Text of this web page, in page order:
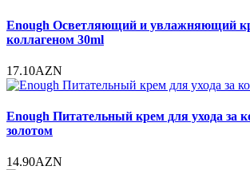
Enough Осветляющий и увлажняющий
коллагеном 30ml
17.10AZN
Enough Питательный крем для ухода за
золотом
14.90AZN